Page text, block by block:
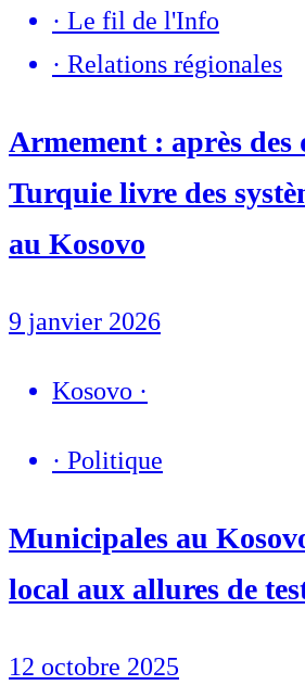
· Le fil de l'Info
· Relations régionales
Armement : après des
Turquie livre des
au Kosovo
9 janvier 2026
Kosovo ·
· Politique
Municipales au
local aux allures de
12 octobre 2025